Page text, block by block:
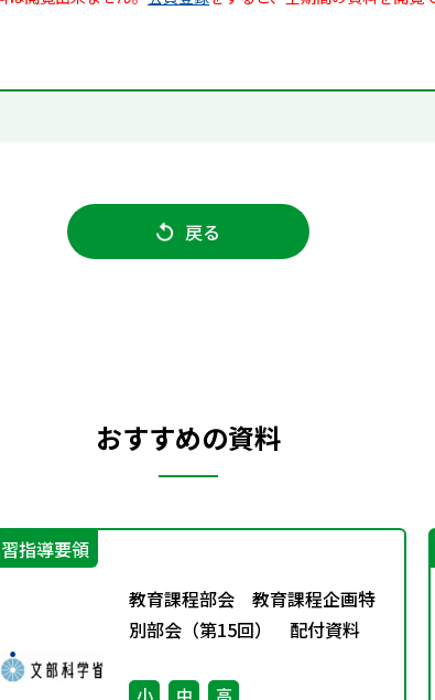
戻る
おすすめの資料
指導要領
教育課程部会 教育課程企画特
別部会（第15回） 配付資料